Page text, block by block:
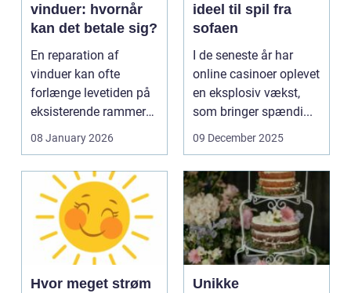
vinduer: hvornår
kan det betale sig?
En reparation af
vinduer kan ofte
forlænge levetiden på
eksisterende rammer
og glas med ...
08 January 2026
ideel til spil fra
sofaen
I de seneste år har
online casinoer oplevet
en eksplosiv vækst,
som bringer spændi...
09 December 2025
Hvor meget strøm
Unikke